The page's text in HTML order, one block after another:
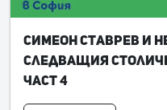
Симеон Ставрев и
следващия
част 4